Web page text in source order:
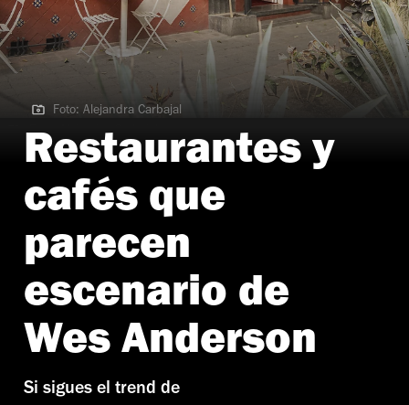
Foto: Alejandra Carbajal
Foto: Alejandra Carbajal
Restaurantes y
cafés que
parecen
escenario de
Wes Anderson
Si sigues el trend de